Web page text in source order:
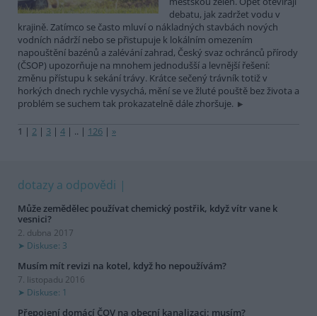
debatu, jak zadržet vodu v
krajině. Zatímco se často mluví o nákladných stavbách nových
vodních nádrží nebo se přistupuje k lokálním omezením
napouštění bazénů a zalévání zahrad, Český svaz ochránců přírody
(ČSOP) upozorňuje na mnohem jednodušší a levnější řešení:
změnu přístupu k sekání trávy. Krátce sečený trávník totiž v
horkých dnech rychle vysychá, mění se ve žluté pouště bez života a
problém se suchem tak prokazatelně dále zhoršuje.
1 | 2 | 3 | 4 | .. | 126 | »
dotazy a odpovědi
Může zemědělec používat chemický postřik, když vítr vane k
vesnici?
2. dubna 2017
Diskuse: 3
Musím mít revizi na kotel, když ho nepoužívám?
7. listopadu 2016
Diskuse: 1
Přepojení domácí ČOV na obecní kanalizaci: musím?